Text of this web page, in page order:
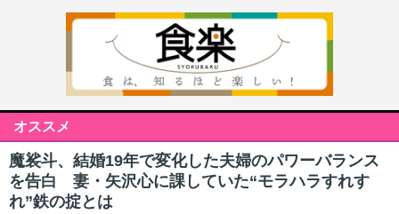
オススメ
魔裟斗、結婚19年で変化した夫婦のパワーバランス
を告白 妻・矢沢心に課していた“モラハラすれす
れ”鉄の掟とは